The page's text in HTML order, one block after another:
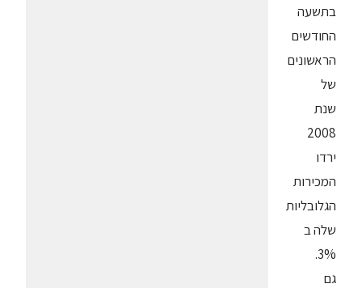
בתשעה
החודשים
הראשונים
של
שנת
2008
ירדו
המכירות
הגלובליות
שלה ב
3%.
גם